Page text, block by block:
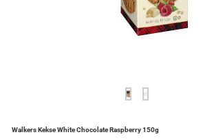
Walkers Kekse White Chocolate Raspberry 150g